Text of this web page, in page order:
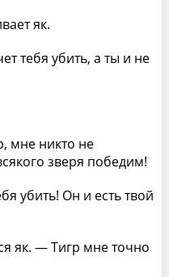
як.
тебя убить, а ты и не
мне никто не
зверя победим!
убить! Он и есть твой
як. — Тигр мне точно